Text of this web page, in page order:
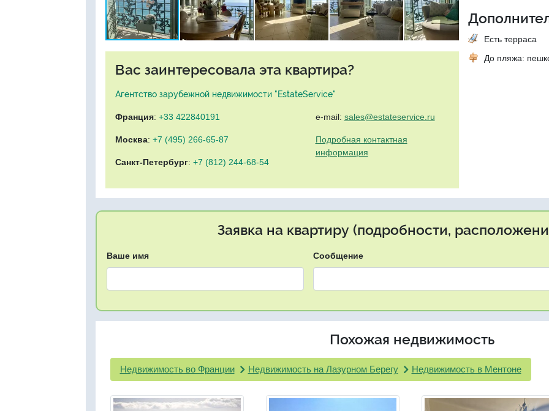
Вас заинтересовала эта квартира?
Агентство зарубежной недвижимости "EstateService"
Франция: +33 422840191
Москва: +7 (495) 266-65-87
Санкт-Петербург: +7 (812) 244-68-54
e-mail: sales@estateservice.ru
Подробная контактная
информация
Есть терраса
До пляжа:
Заявка на квартиру (подробности,
Ваше имя Сообщение
Похожая недвижимость
Недвижимость во Франции Недвижимость на Лазурном Берегу Недвижимость в Ментоне